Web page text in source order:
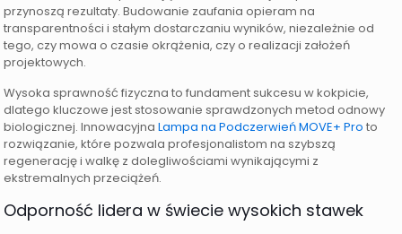
przynoszą rezultaty. Budowanie zaufania opieram na
transparentności i stałym dostarczaniu wyników, niezależnie od
tego, czy mowa o czasie okrążenia, czy o realizacji założeń
projektowych.
Wysoka sprawność fizyczna to fundament sukcesu w kokpicie,
dlatego kluczowe jest stosowanie sprawdzonych metod odnowy
biologicznej. InnowacyjnaLampa na Podczerwień MOVE+ Pro to
rozwiązanie, które pozwala profesjonalistom na szybszą
regenerację i walkę z dolegliwościami wynikającymi z
ekstremalnych przeciążeń.
Odporność lidera w świecie wysokich stawek